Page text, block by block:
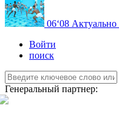
06‘08 Актуально
Войти
поиск
Генеральный партнер: